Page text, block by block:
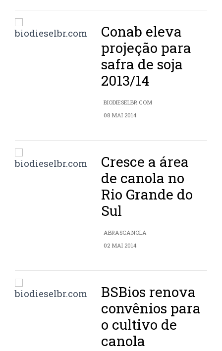
Conab eleva
projeção para
safra de soja
2013/14
BIODIESELBR.COM
08 MAI 2014
Cresce a área
de canola no
Rio Grande do
Sul
ABRASCANOLA
02 MAI 2014
BSBios renova
convênios para
o cultivo de
canola